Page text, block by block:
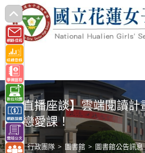
跳
轉
至
主
要
內
容 【直播座談】雲端閱讀計
的戀愛課！
> 行政團隊 > 圖書館 > 圖書館公告訊息